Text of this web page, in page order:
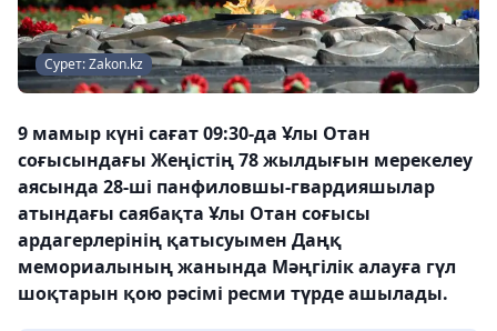
Сурет: Zakon.kz
9 мамыр күні сағат 09:30-да Ұлы Отан
соғысындағы Жеңістің 78 жылдығын мерекелеу
аясында 28-ші панфиловшы-гвардияшылар
атындағы саябақта Ұлы Отан соғысы
ардагерлерінің қатысуымен Даңқ
мемориалының жанында Мәңгілік алауға гүл
шоқтарын қою рәсімі ресми түрде ашылады.